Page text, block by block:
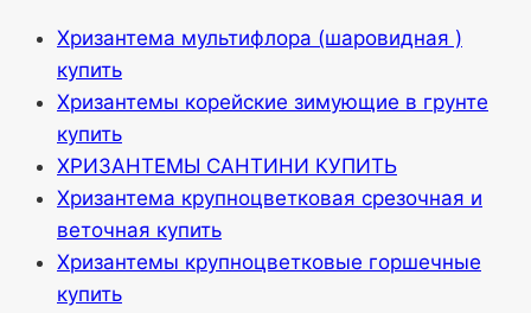
Хризантема мультифлора (шаровидная )
купить
Хризантемы корейские зимующие в грунте
купить
ХРИЗАНТЕМЫ САНТИНИ КУПИТЬ
Хризантема крупноцветковая срезочная и
веточная купить
Хризантемы крупноцветковые горшечные
купить